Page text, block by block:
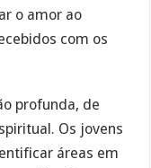
o amor ao
com os
profunda, de
Os jovens
áreas em